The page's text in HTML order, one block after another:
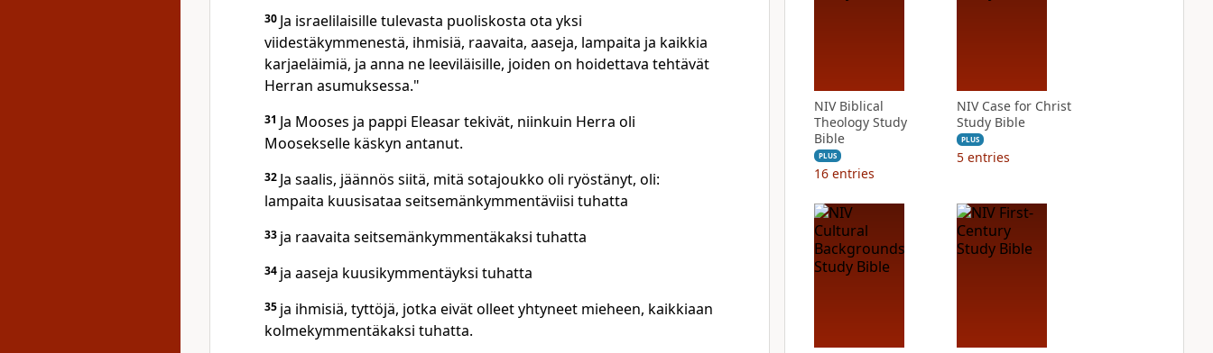
30 Ja israelilaisille tulevasta puoliskosta ota yksi
viidestäkymmenestä, ihmisiä, raavaita, aaseja, lampaita ja kaikkia
karjaeläimiä, ja anna ne leeviläisille, joiden on hoidettava tehtävät
Herran asumuksessa."
31 Ja Mooses ja pappi Eleasar tekivät, niinkuin Herra oli
Moosekselle käskyn antanut.
32 Ja saalis, jäännös siitä, mitä sotajoukko oli ryöstänyt, oli:
lampaita kuusisataa seitsemänkymmentäviisi tuhatta
33 ja raavaita seitsemänkymmentäkaksi tuhatta
34 ja aaseja kuusikymmentäyksi tuhatta
35 ja ihmisiä, tyttöjä, jotka eivät olleet yhtyneet mieheen, kaikkiaan
kolmekymmentäkaksi tuhatta.
NIV Biblical
Theology Study
Bible
PLUS
16 entries
NIV Case for Christ
Study Bible
PLUS
5 entries